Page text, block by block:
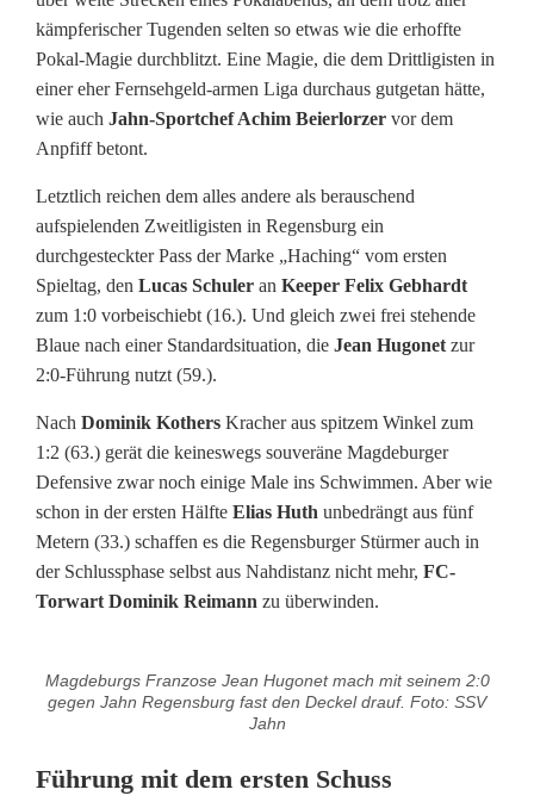
a
l
-
M
a
g
i
e
:
K
e
i
n
J
h
-
kämpferischer Tugenden selten so etwas wie die erhoffte
Pokal-Magie durchblitzt. Eine Magie, die dem Drittligisten in
einer eher Fernsehgeld-armen Liga durchaus gutgetan hätte,
wie auch Jahn-Sportchef Achim Beierlorzer vor dem
Anpfiff betont.
Letztlich reichen dem alles andere als berauschend
aufspielenden Zweitligisten in Regensburg ein
durchgesteckter Pass der Marke „Haching“ vom ersten
Spieltag, den Lucas Schuler an Keeper Felix Gebhardt
zum 1:0 vorbeischiebt (16.). Und gleich zwei frei stehende
Blaue nach einer Standardsituation, die Jean Hugonet zur
2:0-Führung nutzt (59.).
Nach Dominik Kothers Kracher aus spitzem Winkel zum
1:2 (63.) gerät die keineswegs souveräne Magdeburger
Defensive zwar noch einige Male ins Schwimmen. Aber wie
schon in der ersten Hälfte Elias Huth unbedrängt aus fünf
Metern (33.) schaffen es die Regensburger Stürmer auch in
der Schlussphase selbst aus Nahdistanz nicht mehr, FC-
Torwart Dominik Reimann zu überwinden.
Magdeburgs Franzose Jean Hugonet mach mit seinem 2:0
gegen Jahn Regensburg fast den Deckel drauf. Foto: SSV
Jahn
Führung mit dem ersten Schuss